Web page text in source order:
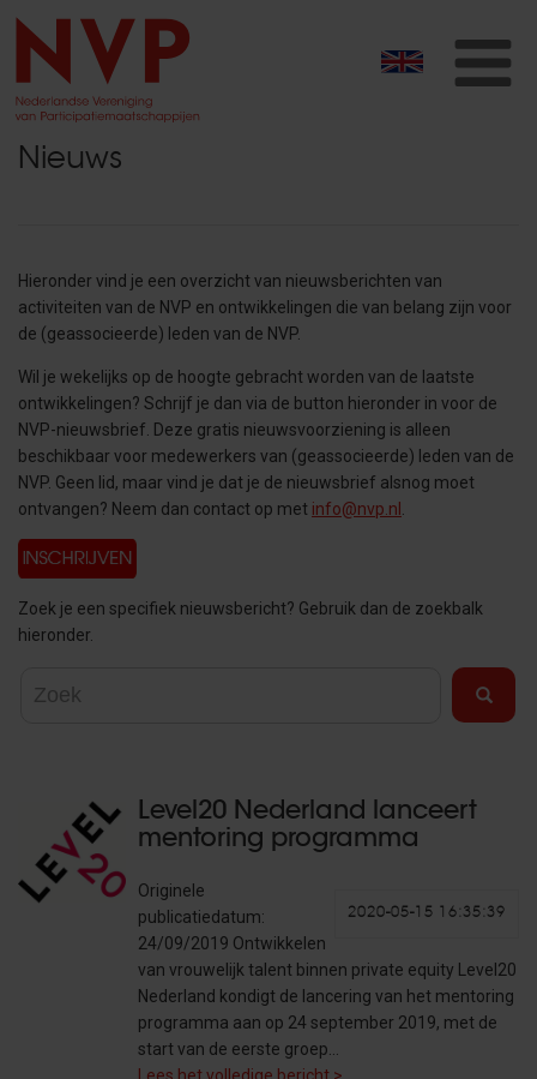
Nieuws
Hieronder vind je een overzicht van nieuwsberichten van
activiteiten van de NVP en ontwikkelingen die van belang zijn voor
de (geassocieerde) leden van de NVP.
Wil je wekelijks op de hoogte gebracht worden van de laatste
ontwikkelingen? Schrijf je dan via de button hieronder in voor de
NVP-nieuwsbrief. Deze gratis nieuwsvoorziening is alleen
beschikbaar voor medewerkers van (geassocieerde) leden van de
NVP. Geen lid, maar vind je dat je de nieuwsbrief alsnog moet
ontvangen? Neem dan contact op met info@nvp.nl
Zoek je een specifiek nieuwsbericht? Gebruik dan de zoekbalk
hieronder.
Level20 Nederland lanceert
mentoring programma
2020-05-15 16:35:39
Originele
publicatiedatum:
24/09/2019 Ontwikkelen
van vrouwelijk talent binnen private equity Level20
Nederland kondigt de lancering van het mentoring
programma aan op 24 september 2019, met de
start van de eerste groep…